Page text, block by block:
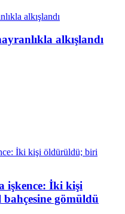
alkışlandı
işkence: İki kişi
gömüldü